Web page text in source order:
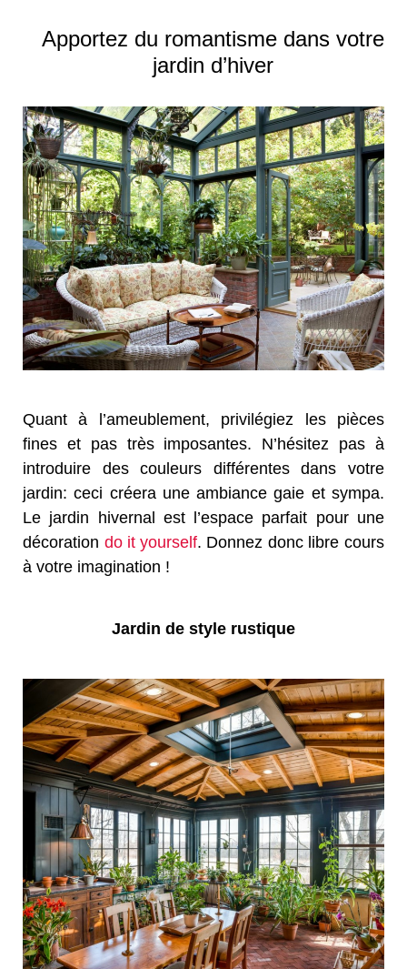
Apportez du romantisme dans votre
jardin d’hiver
Quant à l’ameublement, privilégiez les pièces
fines et pas très imposantes. N’hésitez pas à
introduire des couleurs différentes dans votre
jardin: ceci créera une ambiance gaie et sympa.
Le jardin hivernal est l’espace parfait pour une
décoration do it yourself. Donnez donc libre cours
à votre imagination !
Jardin de style rustique